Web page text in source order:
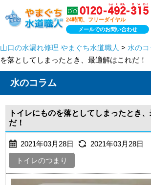
24時間、フリーダイヤル
メールでのお問い合わせ
山口の水漏れ修理 やまぐち水道職人 > 水のコ
を落としてしまったとき、最適解はこれだ！
水のコラム
トイレにものを落としてしまったとき
だ！
2021年03月28日
2021年03月28日
トイレのつまり